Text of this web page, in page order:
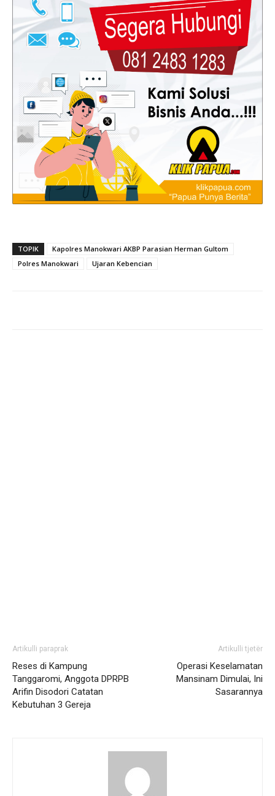
TOPIK
Kapolres Manokwari AKBP Parasian Herman Gultom
Polres Manokwari
Ujaran Kebencian
Artikulli paraprak
Reses di Kampung
Tanggaromi, Anggota DPRPB
Arifin Disodori Catatan
Kebutuhan 3 Gereja
Artikulli tjetër
Operasi Keselamatan
Mansinam Dimulai, Ini
Sasarannya